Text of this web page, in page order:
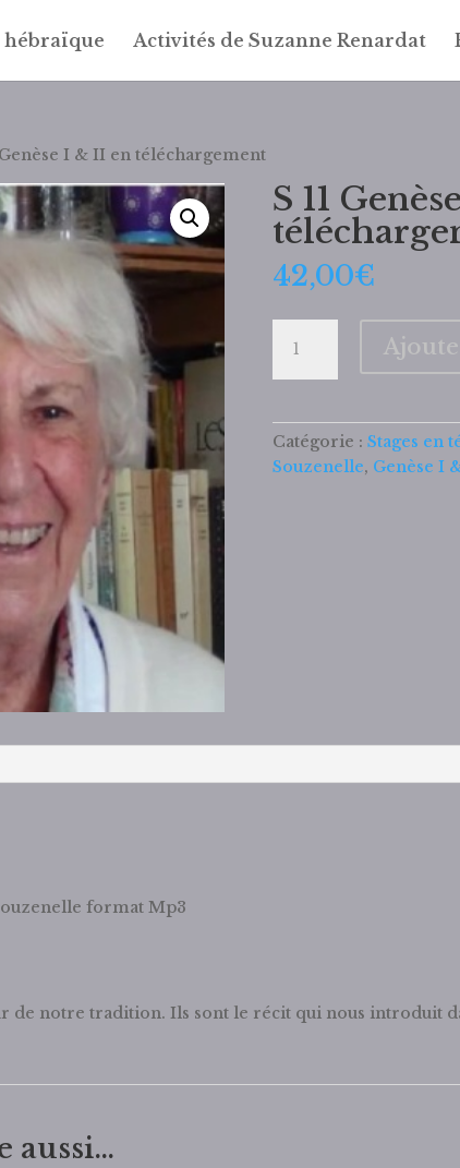
Activités de Suzanne Renardat
Genèse I & II en téléchargement
S 11
42,00€
S
Genèse
I
Catégorie : Stages en
Souzenelle, Genèse I
format Mp3
de notre tradition. Ils sont le récit qui nous introduit
aussi…